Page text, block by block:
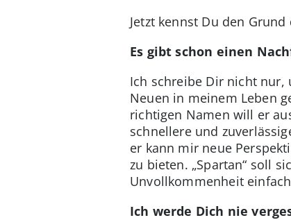
Jetzt kennst Du den
Es gibt schon einen
Ich schreibe Dir nicht nur,
Neuen in meinem Leben
richtigen Namen will er
schnellere und
er kann mir neue
zu bieten. „Spartan“ soll
Unvollkommenheit
Ich werde Dich nie